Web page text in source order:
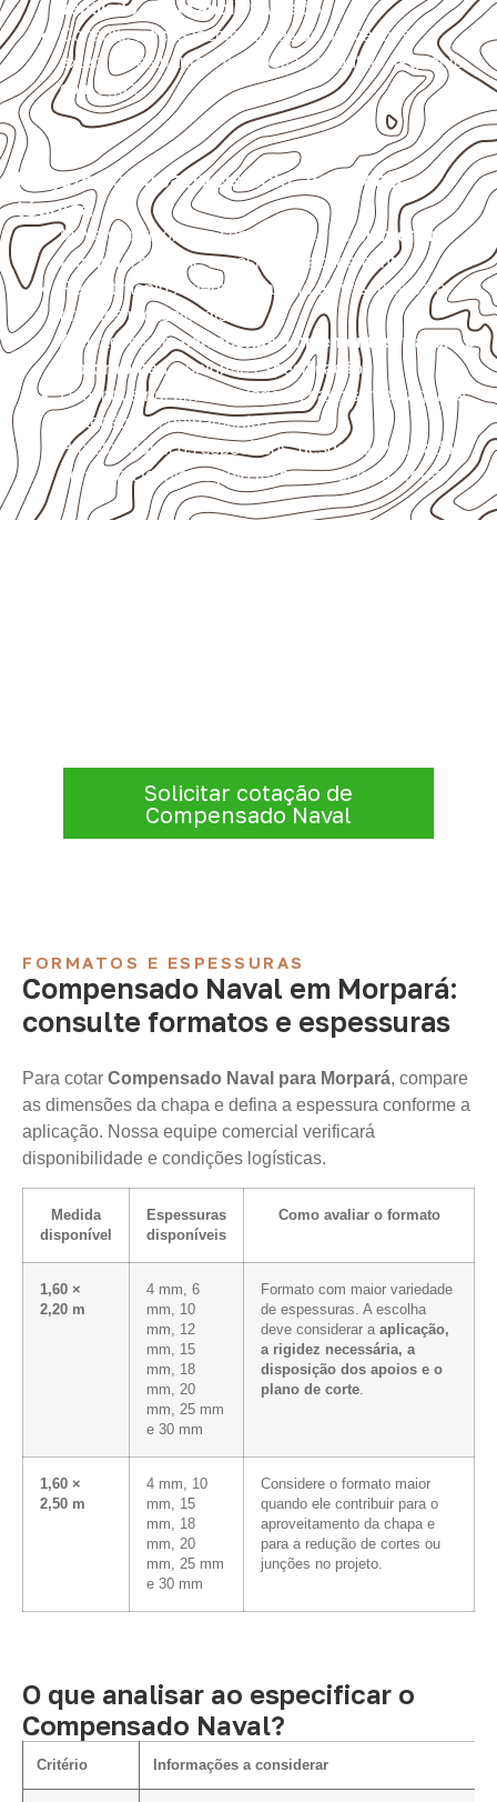
ventilado e com apoio nivelado.
Consulte a ficha técnica antes de aplicações
externas, estruturais ou sujeitas a contato frequente
com água.
Projetos compatíveis com avaliação
técnica
Móveis, divisórias e componentes de marcenaria
técnica, conforme exposição e acabamento.
Revestimentos internos, painéis e divisórias para
projetos profissionais.
Aplicações emcarrocerias, implementos, trailers e
motorhomes, conforme especificação.
Uso industrial em embalagens, caixas, montagem e
proteção de equipamentos.
Projetos náuticos específicos, desde que validados
pela ficha técnica e pelo responsável pelo projeto.
Solicitar cotação de
Compensado Naval
FORMATOS E ESPESSURAS
Compensado Naval em Morpará:
consulte formatos e espessuras
Para cotar Compensado Naval para Morpará, compare
as dimensões da chapa e defina a espessura conforme a
aplicação. Nossa equipe comercial verificará
disponibilidade e condições logísticas.
Medida
disponível
Espessuras
disponíveis
Como avaliar o formato
1,60 ×
2,20 m
4 mm, 6
mm, 10
mm, 12
mm, 15
mm, 18
mm, 20
mm, 25 mm
e 30 mm
Formato com maior variedade
de espessuras. A escolha
deve considerar a aplicação,
a rigidez necessária, a
disposição dos apoios e o
plano de corte.
1,60 ×
2,50 m
4 mm, 10
mm, 15
mm, 18
mm, 20
mm, 25 mm
e 30 mm
Considere o formato maior
quando ele contribuir para o
aproveitamento da chapa e
para a redução de cortes ou
junções no projeto.
O que analisar ao especificar o
Compensado Naval?
Critério Informações a considerar